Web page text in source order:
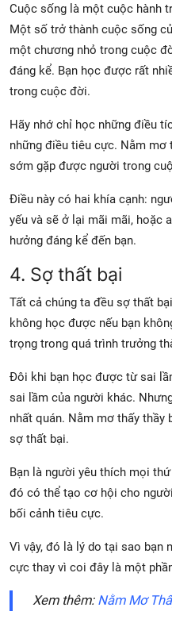
Cuộc sống là một cuộc hành
Một số trở thành cuộc sống
một chương nhỏ trong cuộc
đáng kể. Bạn học được rất
trong cuộc đời.
Hãy nhớ chỉ học những điều
những điều tiêu cực. Nằm mơ
sớm gặp được người trong
Điều này có hai khía cạnh:
yếu và sẽ ở lại mãi mãi, hoặc
hưởng đáng kể đến bạn.
4. Sợ thất bại
Tất cả chúng ta đều sợ thất
không học được nếu bạn
trọng trong quá trình trưởng
Đôi khi bạn học được từ sai
sai lầm của người khác.
nhất quán. Nằm mơ thấy thầy
sợ thất bại.
Bạn là người yêu thích mọi
đó có thể tạo cơ hội cho
bối cảnh tiêu cực.
Vì vậy, đó là lý do tại sao bạn
cực thay vì coi đây là một
Xem thêm: Nằm Mơ